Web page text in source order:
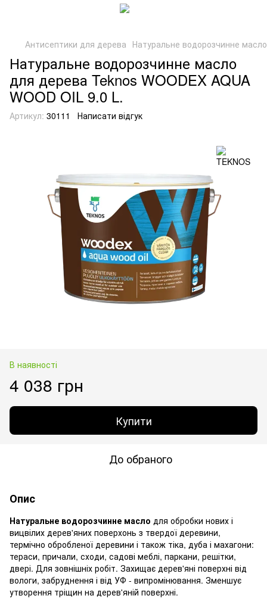
Антисептики для дерева Натуральне водорозчинне
Натуральне водорозчинне масло
для дерева Teknos WOODEX AQUA
WOOD OIL 9.0 L.
Артикул: 30111 Написати відгук
В наявності
4 038 грн
Купити
До обраного
Опис
Натуральне водорозчинне масло для обробки нових і
вицвілих дерев'яних поверхонь з твердої деревини,
термічно обробленої деревини і також тіка, дуба і махагони:
тераси, причали, сходи, садові меблі, паркани, решітки,
двері. Для зовнішніх робіт. Захищає дерев'яні поверхні від
вологи, забруднення і від УФ - випромінювання. Зменшує
утворення тріщин на дерев'яній поверхні.